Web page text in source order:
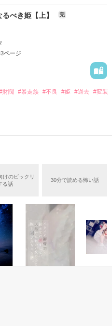
青年。
ぴり不思議なお話です
学生。
るようだが……？
のが
いる。
ます！！」
」」
べき姫【上】 完
ページ
財閥 #暴走族 #不良 #姫 #過去 #変装
けのビックリ
る話
30分で読める怖い話